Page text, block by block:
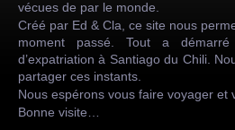
vécues de par le monde.
Créé par Ed & Cla, ce site nous
moment passé. Tout a
d’expatriation à Santiago du Chili.
partager ces instants.
Nous espérons vous faire voyager
Bonne visite…